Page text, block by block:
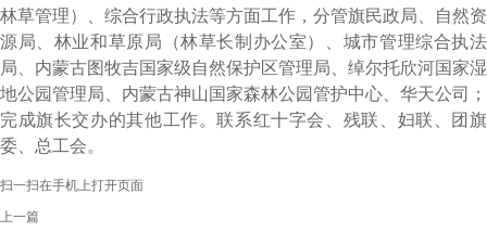
林草管理）、综合行政执法等方面工作，分管旗民政局、自然资
源局、林业和草原局（林草长制办公室）、城市管理综合执法
局、内蒙古图牧吉国家级自然保护区管理局、绰尔托欣河国家湿
地公园管理局、内蒙古神山国家森林公园管护中心、华天公司；
完成旗长交办的其他工作。联系红十字会、残联、妇联、团旗
委、总工会。
扫一扫在手机上打开页面
上一篇